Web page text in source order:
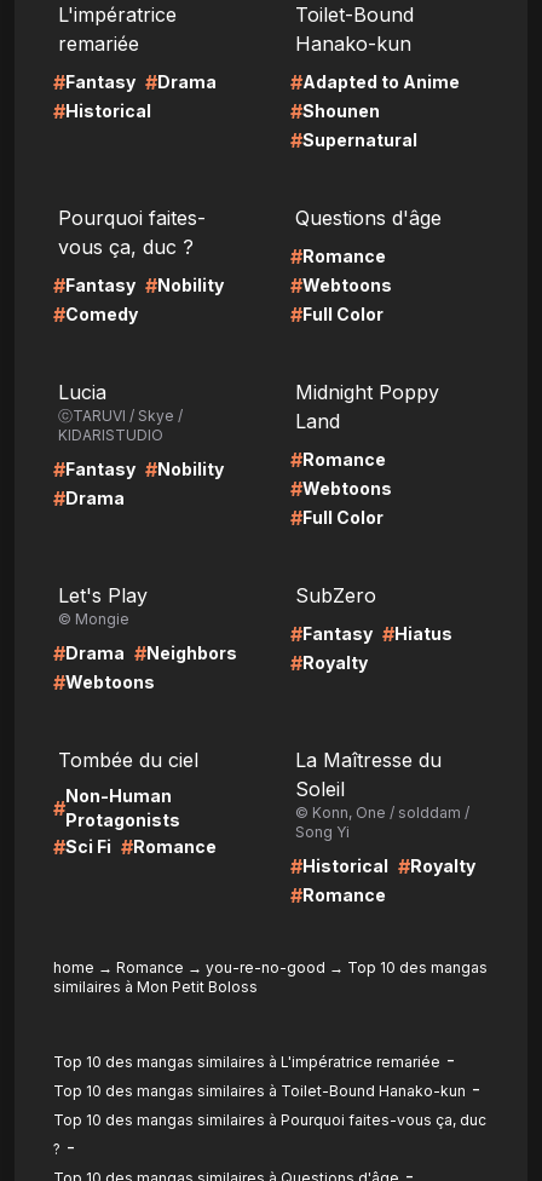
L'impératrice
remariée
#Fantasy #Drama
#Historical
Toilet-Bound
Hanako-kun
#Adapted to Anime
#Shounen
#Supernatural
Pourquoi faites-
vous ça, duc ?
#Fantasy #Nobility
#Comedy
Questions d'âge
#Romance
#Webtoons
#Full Color
Lucia
ⓒTARUVI / Skye /
KIDARISTUDIO
#Fantasy #Nobility
#Drama
Midnight Poppy
Land
#Romance
#Webtoons
#Full Color
Let's Play
© Mongie
#Drama #Neighbors
#Webtoons
SubZero
#Fantasy #Hiatus
#Royalty
Tombée du ciel
#
Non-Human
Protagonists
#Sci Fi #Romance
La Maîtresse du
Soleil
© Konn, One / solddam /
Song Yi
#Historical #Royalty
#Romance
home → Romance → you-re-no-good → Top 10 des mangas
similaires à Mon Petit Boloss
Top 10 des mangas similaires à L'impératrice remariée -
Top 10 des mangas similaires à Toilet-Bound Hanako-kun -
Top 10 des mangas similaires à Pourquoi faites-vous ça, duc
? -
-